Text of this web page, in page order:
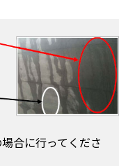
合に行ってくださ